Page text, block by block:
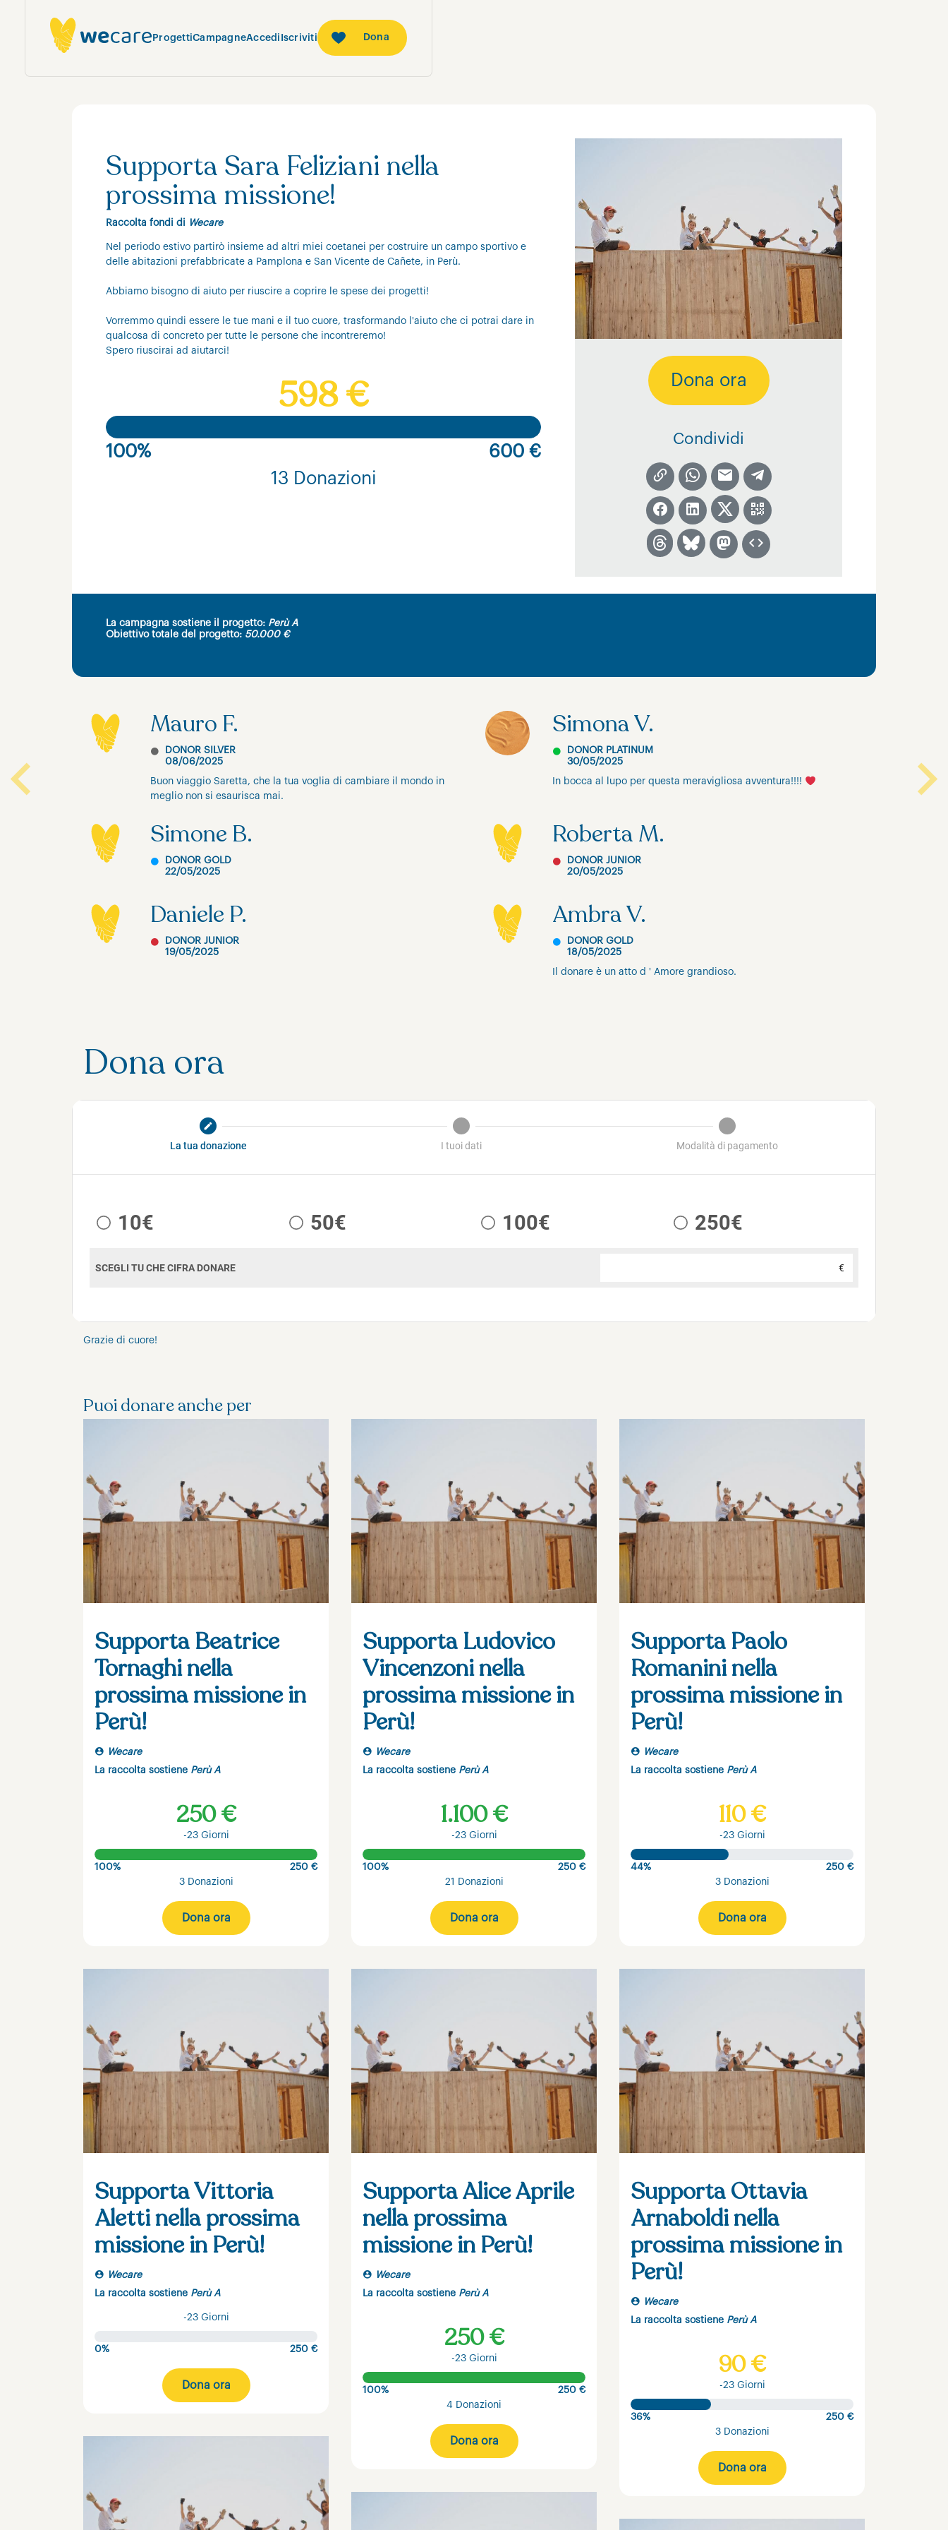
ProgettiCampagneAccedi Iscriviti Dona
Supporta Sara Feliziani nella
prossima missione!
Raccolta fondi di Wecare
Nel periodo estivo partirò insieme ad altri miei coetanei per costruire un campo sportivo e
delle abitazioni prefabbricate a Pamplona e San Vicente de Cañete, in Perù.
Abbiamo bisogno di aiuto per riuscire a coprire le spese dei progetti!
Vorremmo quindi essere le tue mani e il tuo cuore, trasformando l'aiuto che ci potrai dare in
qualcosa di concreto per tutte le persone che incontreremo!
Spero riuscirai ad aiutarci!
598 €
100%
600 €
13 Donazioni
Dona ora
Condividi
La campagna sostiene il progetto: Perù A
Obiettivo totale del progetto: 50.000 €
Previous Next
Mauro F.
DONOR SILVER
08/06/2025
Buon viaggio Saretta, che la tua voglia di cambiare il mondo in
meglio non si esaurisca mai.
Simona V.
DONOR PLATINUM
30/05/2025
In bocca al lupo per questa meravigliosa avventura!!!!
Simone B.
DONOR GOLD
22/05/2025
Roberta M.
DONOR JUNIOR
20/05/2025
Daniele P.
DONOR JUNIOR
19/05/2025
Ambra V.
DONOR GOLD
18/05/2025
Il donare è un atto d ' Amore grandioso.
Dona ora
Grazie di cuore!
Puoi donare anche per
Supporta Beatrice
Tornaghi nella
prossima missione in
Perù!
Wecare
La raccolta sostiene Perù A
250 €
-23 Giorni
100%
250 €
3 Donazioni
Dona ora
Supporta Ludovico
Vincenzoni nella
prossima missione in
Perù!
Wecare
La raccolta sostiene Perù A
1.100 €
-23 Giorni
100%
250 €
21 Donazioni
Dona ora
Supporta Paolo
Romanini nella
prossima missione in
Perù!
Wecare
La raccolta sostiene Perù A
110 €
-23 Giorni
44%
250 €
3 Donazioni
Dona ora
Supporta Vittoria
Aletti nella prossima
missione in Perù!
Wecare
La raccolta sostiene Perù A
-23 Giorni
0% 250 €
Dona ora
Supporta Alice Aprile
nella prossima
missione in Perù!
Wecare
La raccolta sostiene Perù A
250 €
-23 Giorni
100%
250 €
4 Donazioni
Dona ora
Supporta Ottavia
Arnaboldi nella
prossima missione in
Perù!
Wecare
La raccolta sostiene Perù A
90 €
-23 Giorni
36%
250 €
3 Donazioni
Dona ora